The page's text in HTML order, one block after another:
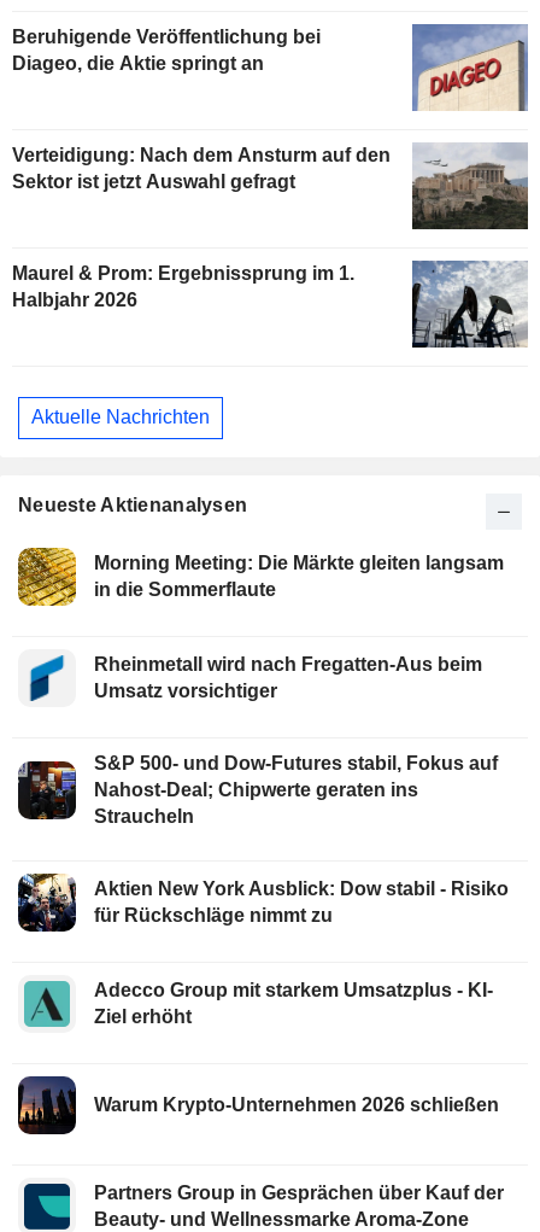
Beruhigende Veröffentlichung bei
Diageo, die Aktie springt an
Verteidigung: Nach dem Ansturm auf den
Sektor ist jetzt Auswahl gefragt
Maurel & Prom: Ergebnissprung im 1.
Halbjahr 2026
Aktuelle Nachrichten
Neueste Aktienanalysen
Morning Meeting: Die Märkte gleiten langsam
in die Sommerflaute
Rheinmetall wird nach Fregatten-Aus beim
Umsatz vorsichtiger
S&P 500- und Dow-Futures stabil, Fokus auf
Nahost-Deal; Chipwerte geraten ins
Straucheln
Aktien New York Ausblick: Dow stabil - Risiko
für Rückschläge nimmt zu
Adecco Group mit starkem Umsatzplus - KI-
Ziel erhöht
Warum Krypto-Unternehmen 2026 schließen
Partners Group in Gesprächen über Kauf der
Beauty- und Wellnessmarke Aroma-Zone